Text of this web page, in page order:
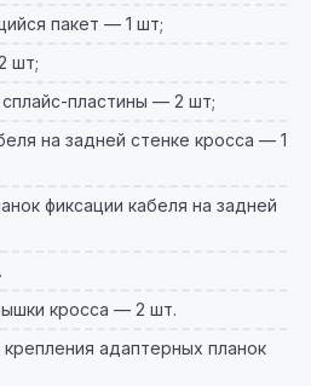
пакет — 1 шт;
шт;
пластины — 2 шт;
на задней стенке кросса — 1
фиксации кабеля на задней
кросса — 2 шт.
адаптерных планок